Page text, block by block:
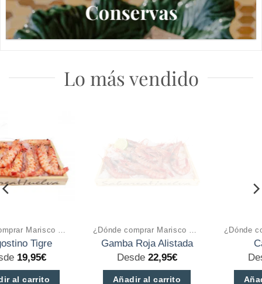
Conservas
Lo más vendido
¿Dónde comprar Marisco a domicilio online?
Gamba Roja Alistada
Desde
Añadir al carrito
¿Dónde comprar Marisco a domicilio online?
Carabinero
Desde
Añadir al carrito